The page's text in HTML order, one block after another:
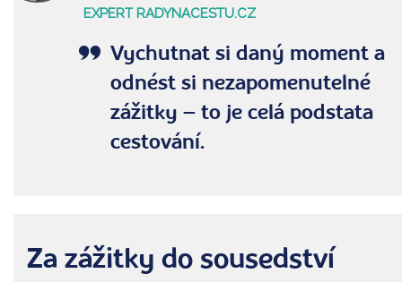
EXPERT RADYNACESTU.CZ
Vychutnat si daný moment a
odnést si nezapomenutelné
zážitky – to je celá podstata
cestování.
Za zážitky do sousedství